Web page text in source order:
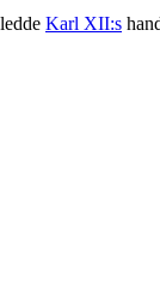
Karl XII:s